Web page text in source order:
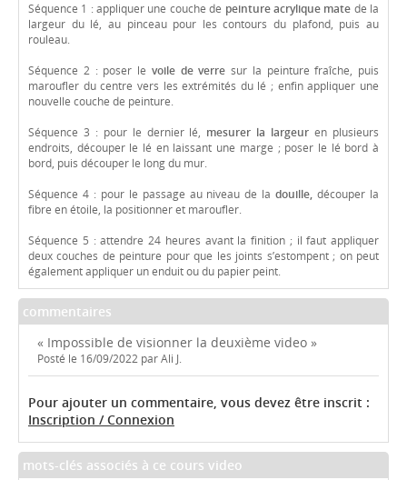
Séquence 1 : appliquer une couche de peinture acrylique mate de la
largeur du lé, au pinceau pour les contours du plafond, puis au
rouleau.
Séquence 2 : poser le voile de verre sur la peinture fraîche, puis
maroufler du centre vers les extrémités du lé ; enfin appliquer une
nouvelle couche de peinture.
Séquence 3 : pour le dernier lé, mesurer la largeur en plusieurs
endroits, découper le lé en laissant une marge ; poser le lé bord à
bord, puis découper le long du mur.
Séquence 4 : pour le passage au niveau de ladouille, découper la
fibre en étoile, la positionner et maroufler.
Séquence 5 : attendre 24 heures avant la finition ; il faut appliquer
deux couches de peinture pour que les joints s’estompent ; on peut
également appliquer un enduit ou du papier peint.
commentaires
« Impossible de visionner la deuxième video »
Posté le 16/09/2022 par Ali J.
Pour ajouter un commentaire, vous devez être inscrit :
Inscription / Connexion
mots-clés associés à ce cours video